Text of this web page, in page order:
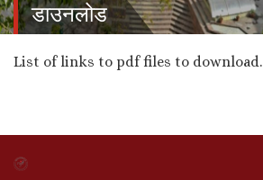
डाउनलोड
List of links to pdf files to download.